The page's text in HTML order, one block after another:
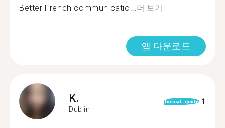
Better French communicatio...더 보기
앱 다운로드
K.
Dublin
format_quote 1